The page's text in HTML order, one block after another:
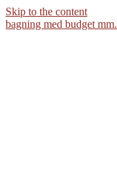
Skip to the content
bagning med budget mm.